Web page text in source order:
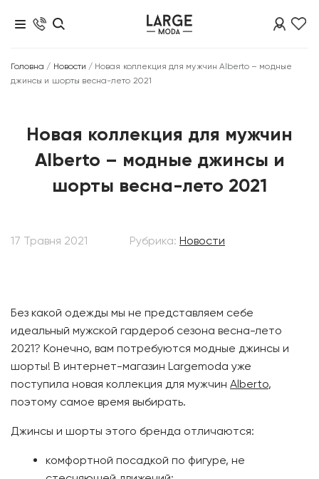
Головна / Новости / Новая коллекция для мужчин Alberto – модные
джинсы и шорты весна-лето 2021
Новая коллекция для мужчин
Alberto – модные джинсы и
шорты весна-лето 2021
17 Травня 2021 Рубрика: Новости
Без какой одежды мы не представляем себе
идеальный мужской гардероб сезона весна-лето
2021? Конечно, вам потребуются модные джинсы и
шорты! В интернет-магазин Largemoda уже
поступила новая коллекция для мужчин Alberto,
поэтому самое время выбирать.
Джинсы и шорты этого бренда отличаются:
комфортной посадкой по фигуре, не